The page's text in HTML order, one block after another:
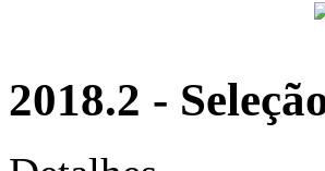
2018.2 -